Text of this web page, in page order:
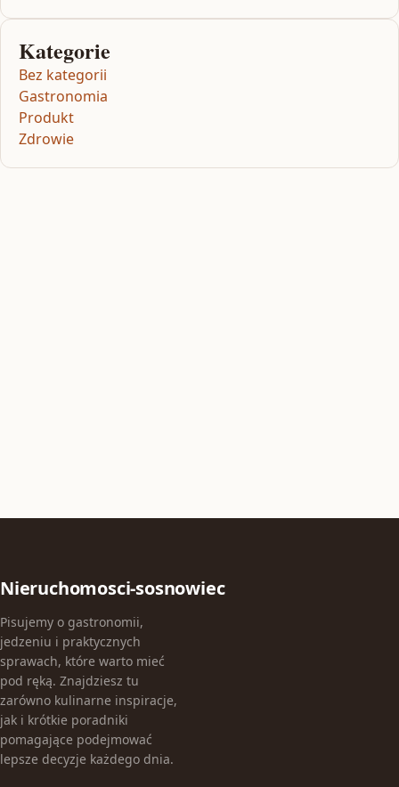
Kategorie
Bez kategorii
Gastronomia
Produkt
Zdrowie
Nieruchomosci-sosnowiec
Pisujemy o gastronomii,
jedzeniu i praktycznych
sprawach, które warto mieć
pod ręką. Znajdziesz tu
zarówno kulinarne inspiracje,
jak i krótkie poradniki
pomagające podejmować
lepsze decyzje każdego dnia.